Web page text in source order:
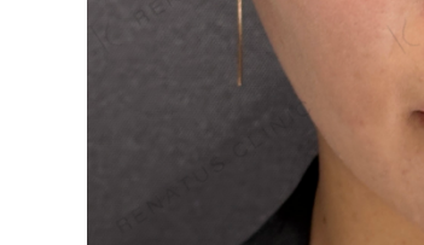
ボラックス
ボリューマ
ボリフト
ボルベラ
ボライト